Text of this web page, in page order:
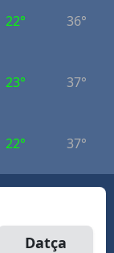
22° 36°
23° 37°
22° 37°
Datça